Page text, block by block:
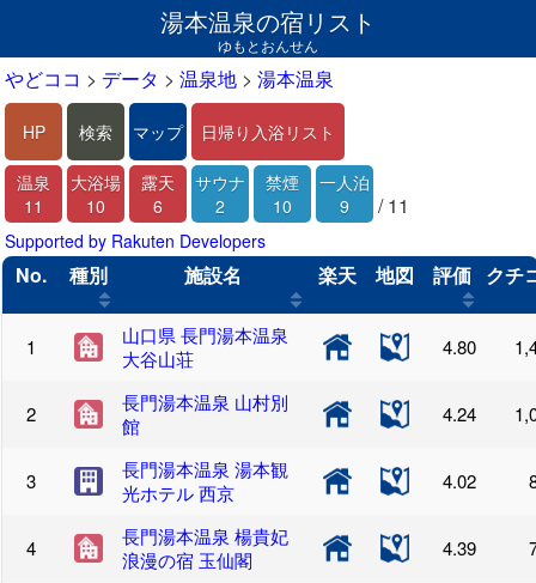
湯本温泉の宿リスト
ゆもとおんせん
やどココ > データ > 温泉地 > 湯本温泉
HP 検索 マップ 日帰り入浴リスト
温泉
11
大浴場
10
露天
6
サウナ
2
禁煙
10
一人泊
9
/ 11
Supported by Rakuten Developers
No. 種別 施設名 楽天 地図 評価 クチ
山口県 長門湯本温泉
大谷山荘
4.80
長門湯本温泉 山村別
館
4.24
長門湯本温泉 湯本観
光ホテル 西京
4.02
長門湯本温泉 楊貴妃
浪漫の宿 玉仙閣
4.39